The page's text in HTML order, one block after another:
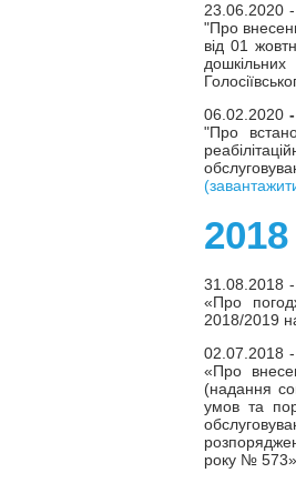
23.06.2020 -
"Про
від 01
06.02.2020-
"Про
2018
31.08.2018 -
«Про
2018/2019
02.07.2018 -
«Про
(надання
умов та
року №